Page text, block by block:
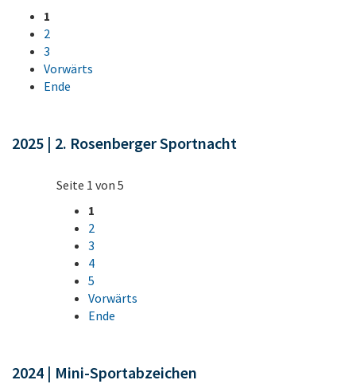
1
2
3
Vorwärts
Ende
2025 | 2. Rosenberger Sportnacht
Seite 1 von 5
1
2
3
4
5
Vorwärts
Ende
2024 | Mini-Sportabzeichen